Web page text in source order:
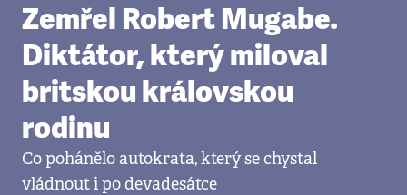
Zemřel Robert Mugabe.
Diktátor, který miloval
britskou královskou
rodinu
Co pohánělo autokrata, který se chystal
vládnout i po devadesátce